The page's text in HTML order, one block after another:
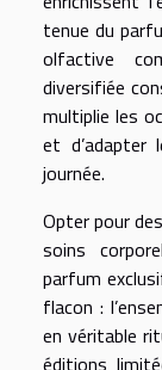
tenue du
olfactive
diversifiée
multiplie les
et
journée.
Opter pour
soins
parfum
flacon :
en véritable
éditions